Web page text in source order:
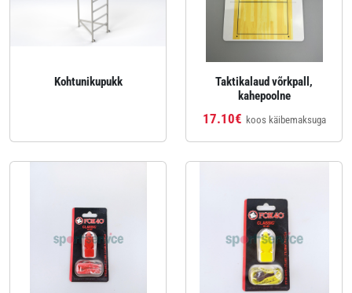
Kohtunikupukk
Taktikalaud võrkpall,
kahepoolne
17.10€ koos käibemaksuga